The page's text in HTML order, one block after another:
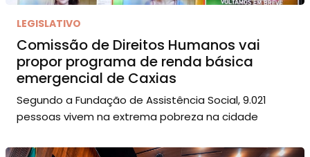
LEGISLATIVO
Comissão de Direitos Humanos vai
propor programa de renda básica
emergencial de Caxias
Segundo a Fundação de Assistência Social, 9.021
pessoas vivem na extrema pobreza na cidade